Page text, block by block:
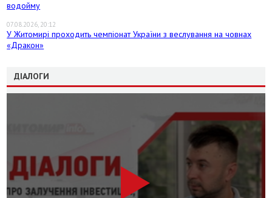
водойму
07.08.2026, 20:12
У Житомирі проходить чемпіонат України з веслування на човнах
«Дракон»
ДІАЛОГИ